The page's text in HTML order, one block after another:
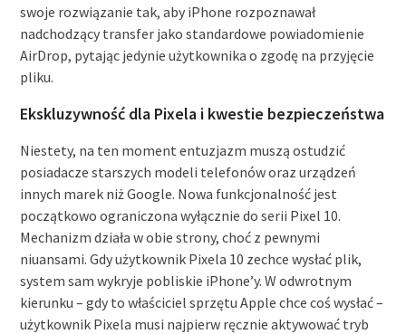
swoje rozwiązanie tak, aby iPhone rozpoznawał
nadchodzący transfer jako standardowe powiadomienie
AirDrop, pytając jedynie użytkownika o zgodę na przyjęcie
pliku.
Ekskluzywność dla Pixela i kwestie bezpieczeństwa
Niestety, na ten moment entuzjazm muszą ostudzić
posiadacze starszych modeli telefonów oraz urządzeń
innych marek niż Google. Nowa funkcjonalność jest
początkowo ograniczona wyłącznie do serii Pixel 10.
Mechanizm działa w obie strony, choć z pewnymi
niuansami. Gdy użytkownik Pixela 10 zechce wysłać plik,
system sam wykryje pobliskie iPhone’y. W odwrotnym
kierunku – gdy to właściciel sprzętu Apple chce coś wysłać –
użytkownik Pixela musi najpierw ręcznie aktywować tryb